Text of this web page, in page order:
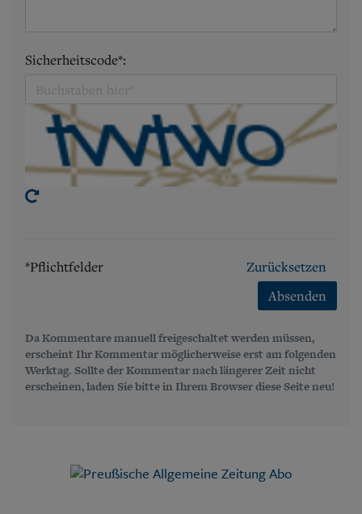
Sicherheitscode*:
*Pflichtfelder
Zurücksetzen
Absenden
Da Kommentare manuell freigeschaltet werden müssen,
erscheint Ihr Kommentar möglicherweise erst am folgenden
Werktag. Sollte der Kommentar nach längerer Zeit nicht
erscheinen, laden Sie bitte in Ihrem Browser diese Seite neu!